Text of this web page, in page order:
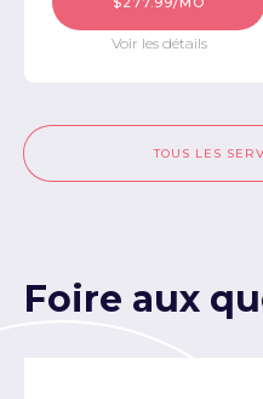
Voir les détails
TOUS LES
Foire aux